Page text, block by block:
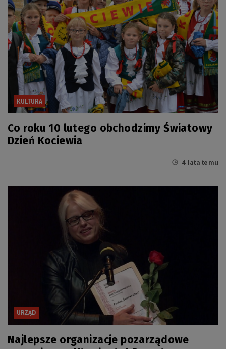
KULTURA
Co roku 10 lutego obchodzimy Światowy
Dzień Kociewia
4 lata temu
URZĄD
Najlepsze organizacje pozarządowe